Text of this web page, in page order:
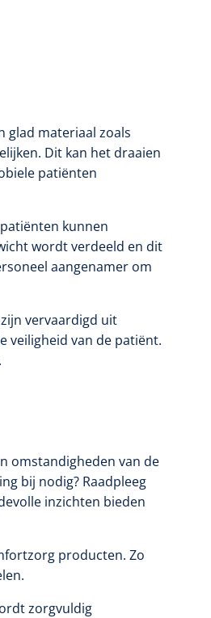
glad materiaal zoals
Dit kan het draaien
patiënten
kunnen
wordt verdeeld en dit
aangenamer om
vervaardigd uit
veiligheid van de patiënt.
omstandigheden van de
bij nodig? Raadpleeg
inzichten bieden
producten. Zo
zorgvuldig